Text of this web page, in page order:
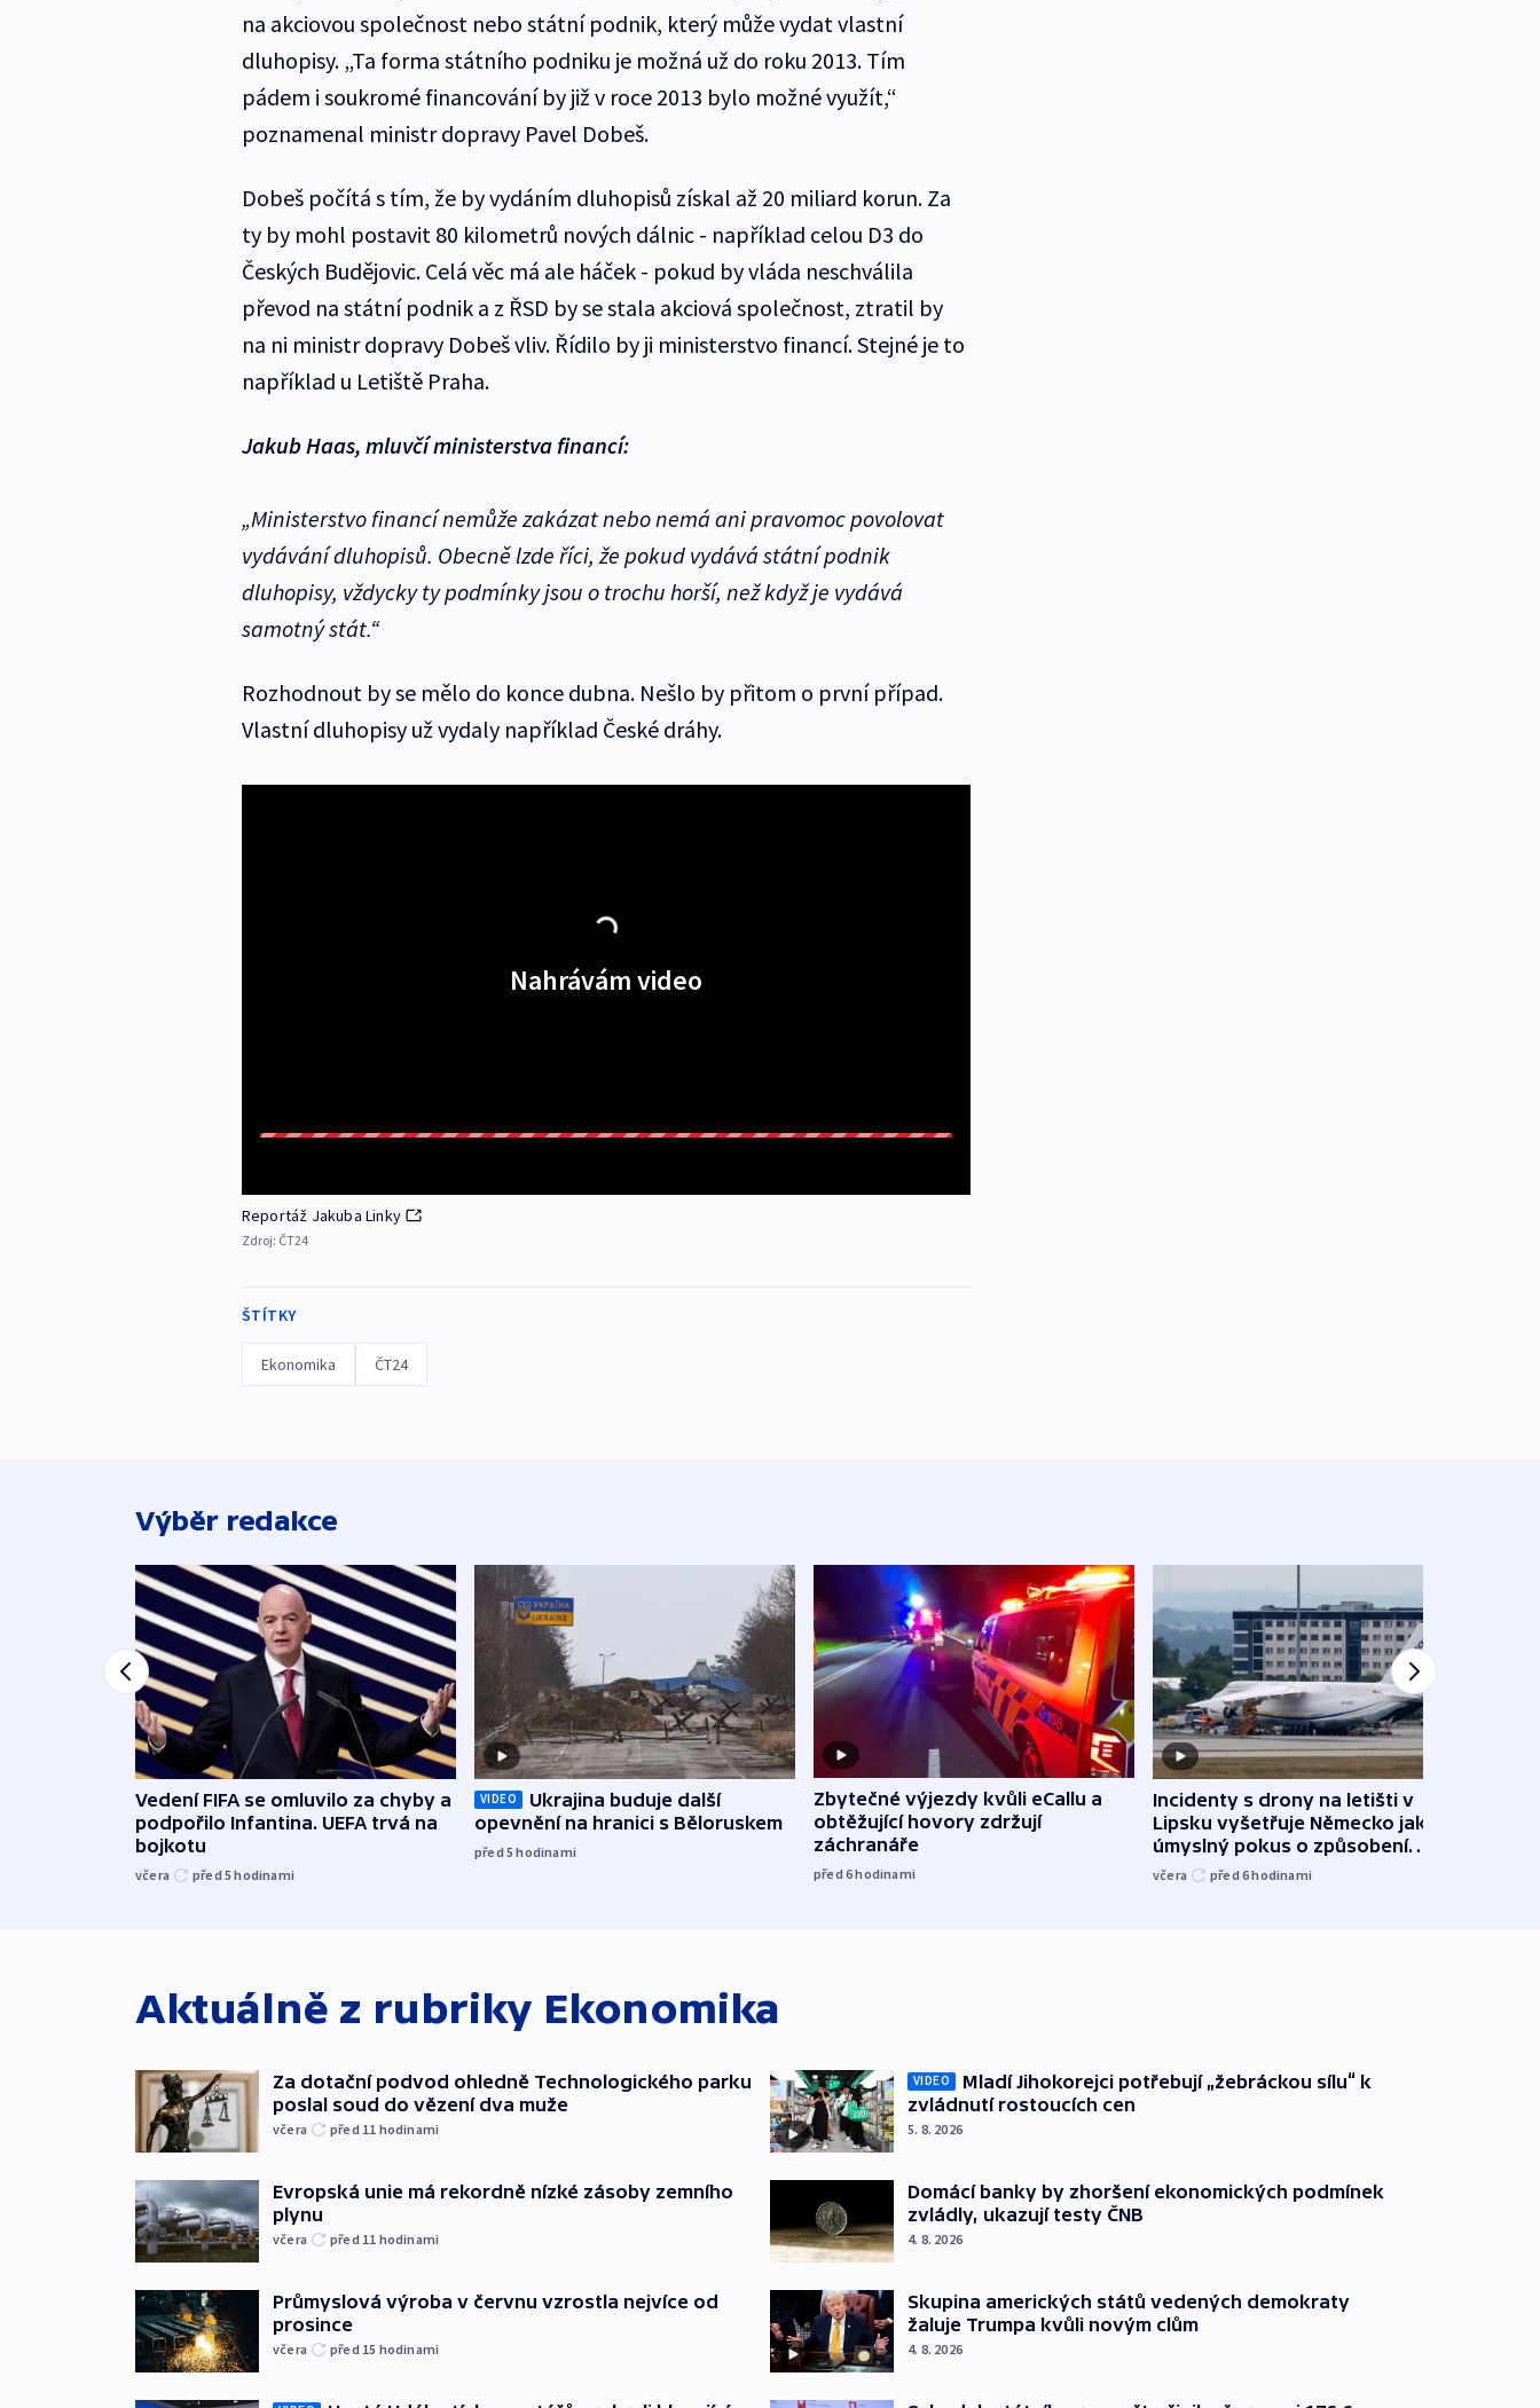
na akciovou společnost nebo státní podnik, který může vydat vlastní
dluhopisy. „Ta forma státního podniku je možná už do roku 2013. Tím
pádem i soukromé financování by již v roce 2013 bylo možné využít,“
poznamenal ministr dopravy Pavel Dobeš.
Dobeš počítá s tím, že by vydáním dluhopisů získal až 20 miliard korun. Za
ty by mohl postavit 80 kilometrů nových dálnic - například celou D3 do
Českých Budějovic. Celá věc má ale háček - pokud by vláda neschválila
převod na státní podnik a z ŘSD by se stala akciová společnost, ztratil by
na ni ministr dopravy Dobeš vliv. Řídilo by ji ministerstvo financí. Stejné je to
například u Letiště Praha.
Jakub Haas, mluvčí ministerstva financí:
„Ministerstvo financí nemůže zakázat nebo nemá ani pravomoc povolovat
vydávání dluhopisů. Obecně lzde říci, že pokud vydává státní podnik
dluhopisy, vždycky ty podmínky jsou o trochu horší, než když je vydává
samotný stát.“
Rozhodnout by se mělo do konce dubna. Nešlo by přitom o první případ.
Vlastní dluhopisy už vydaly například České dráhy.
Nahrávám video
Reportáž Jakuba Linky
Zdroj: ČT24
ŠTÍTKY
Ekonomika ČT24
Výběr redakce
Vedení FIFA se omluvilo za chyby a
podpořilo Infantina. UEFA trvá na
bojkotu
včera před 5hodinami
VIDEO
Ukrajina buduje další
opevnění na hranici s Běloruskem
před 5hodinami
Zbytečné výjezdy kvůli eCallu a
obtěžující hovory zdržují
záchranáře
před 6hodinami
Incidenty s drony na letišti v
Lipsku vyšetřuje Německo jako
úmyslný pokus o způsobení
exploze
včera před 6hodinami
Aktuálně z rubriky Ekonomika
Za dotační podvod ohledně Technologického parku
poslal soud do vězení dva muže
včera před 11 hodinami
Evropská unie má rekordně nízké zásoby zemního
plynu
včera před 11 hodinami
Průmyslová výroba v červnu vzrostla nejvíce od
prosince
včera před 15 hodinami
VIDEO
Mladí Jihokorejci potřebují „žebráckou sílu“ k
zvládnutí rostoucích cen
5. 8. 2026
Domácí banky by zhoršení ekonomických podmínek
zvládly, ukazují testy ČNB
4. 8. 2026
Skupina amerických států vedených demokraty
žaluje Trumpa kvůli novým clům
4. 8. 2026